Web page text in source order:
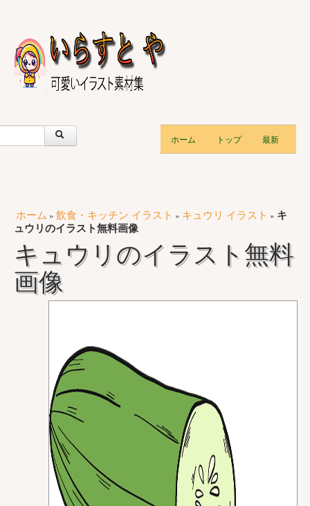
ホーム トップ 最新
ホーム » 飲食・キッチン イラスト » キュウリ イラスト » キ
ュウリのイラスト無料画像
キュウリのイラスト無料
画像